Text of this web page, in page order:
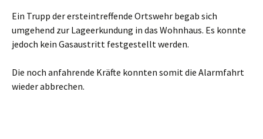
Ein Trupp der ersteintreffende Ortswehr begab sich
umgehend zur Lageerkundung in das Wohnhaus. Es konnte
jedoch kein Gasaustritt festgestellt werden.
Die noch anfahrende Kräfte konnten somit die Alarmfahrt
wieder abbrechen.